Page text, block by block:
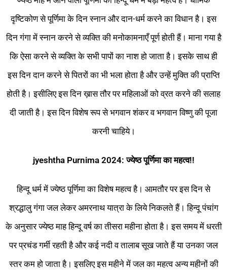
दृष्टिकोण से पूर्णिमा के दिन स्नान और दान-धर्म करने का विधान है। इस
दिन गंगा में स्नान करने से व्यक्ति की मनोकामनाएँ पूर्ण होती हैं। माना गया है
कि ऐसा करने से व्यक्ति के सभी पापों का नाश हो जाता है। इसके साथ ही
इस दिन दान करने से पितरों का भी भला होता है और उन्हें मुक्ति की प्राप्ति
होती है। इसीलिए इस दिन ख़ास तौर पर महिलाओं को व्रत करने की सलाह
दी जाती है। इस दिन विशेष रूप से भगवान शंकर व भगवान विष्णु की पूजा
करनी चाहिये।
jyeshtha Purnima 2024: ज्येष्ठपूर्णिमाकामहत्व!!
हिन्दू धर्म में ज्येष्ठ पूर्णिमा का विशेष महत्व है। आमतौर पर इस दिन से
श्रद्धालु गंगा जल लेकर अमरनाथ यात्रा के लिये निकलते हैं। हिन्दू पंचांग
के अनुसार ज्येष्ठ माह हिन्दू वर्ष का तीसरा महीना होता है। इस समय में धरती
पर प्रचंड गर्मी रहती है और कई नदी व तालाब सूख जाते हैं या उनका जल
स्तर कम हो जाता है। इसलिए इस महीने में जल का महत्व अन्य महीनों की